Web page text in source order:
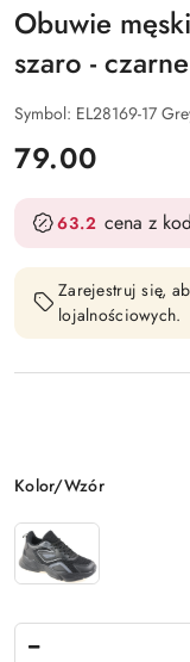
Obuwie
szaro - czarne
Symbol: EL28169-17
cena:
79.00
63.2 cena z
Zarejestruj się,
lojalnościowych.
Wariant
Kolor/Wzór